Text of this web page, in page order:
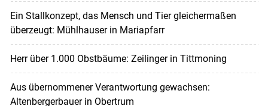
Ein Stallkonzept, das Mensch und Tier gleichermaßen
überzeugt: Mühlhauser in Mariapfarr
Herr über 1.000 Obstbäume: Zeilinger in Tittmoning
Aus übernommener Verantwortung gewachsen:
Altenbergerbauer in Obertrum